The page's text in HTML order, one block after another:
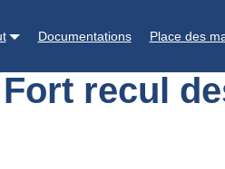
Documentations Place des
recul